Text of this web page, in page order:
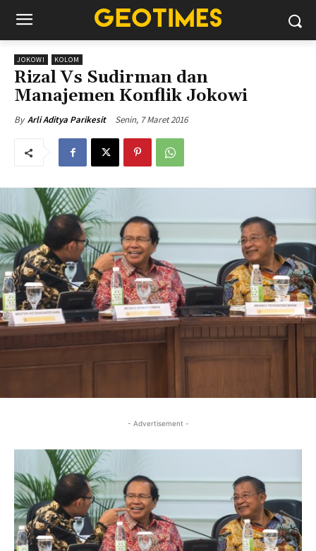
JOKOWI KOLOM
Rizal Vs Sudirman dan
Manajemen Konflik Jokowi
By Arli Aditya Parikesit Senin, 7 Maret 2016
- Advertisement -